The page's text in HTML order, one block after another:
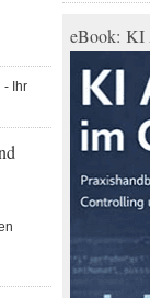
- Ihr
eBook: KI